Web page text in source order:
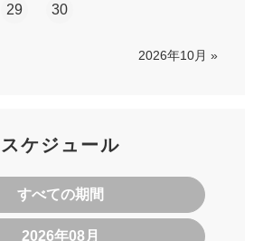
29 30
2026年10月 »
スケジュール
すべての期間
2026年08月